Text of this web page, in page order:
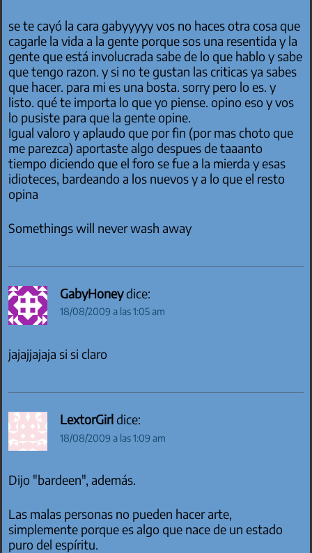
se te cayó la cara gabyyyyy vos no haces otra cosa que
cagarle la vida a la gente porque sos una resentida y la
gente que está involucrada sabe de lo que hablo y sabe
que tengo razon. y si no te gustan las criticas ya sabes
que hacer. para mi es una bosta. sorry pero lo es. y
listo. qué te importa lo que yo piense. opino eso y vos
lo pusiste para que la gente opine.
Igual valoro y aplaudo que por fin (por mas choto que
me parezca) aportaste algo despues de taaanto
tiempo diciendo que el foro se fue a la mierda y esas
idioteces, bardeando a los nuevos y a lo que el resto
opina
Somethings will never wash away
GabyHoneydice:
18/08/2009 a las 1:05 am
jajajjajaja si si claro
LextorGirl dice:
18/08/2009 a las 1:09 am
Dijo "bardeen", además.
Las malas personas no pueden hacer arte,
simplemente porque es algo que nace de un estado
puro del espíritu.